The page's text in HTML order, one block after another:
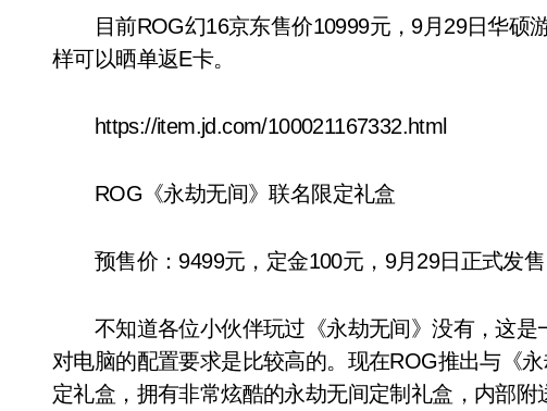
目前ROG幻16京东售价10999元，9月29日华硕
样可以晒单返E卡。
https://item.jd.com/100021167332.html
ROG《永劫无间》联名限定礼盒
预售价：9499元，定金100元，9月29日正式发售
不知道各位小伙伴玩过《永劫无间》没有，这是
对电脑的配置要求是比较高的。现在ROG推出与《
定礼盒，拥有非常炫酷的永劫无间定制礼盒，内部附